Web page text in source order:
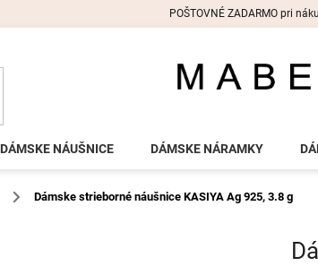
POŠTOVNÉ ZADARMO pri
DÁMSKE NÁUŠNICE DÁMSKE NÁRAMKY
Dámske strieborné náušnice KASIYA Ag 925, 3.8 g